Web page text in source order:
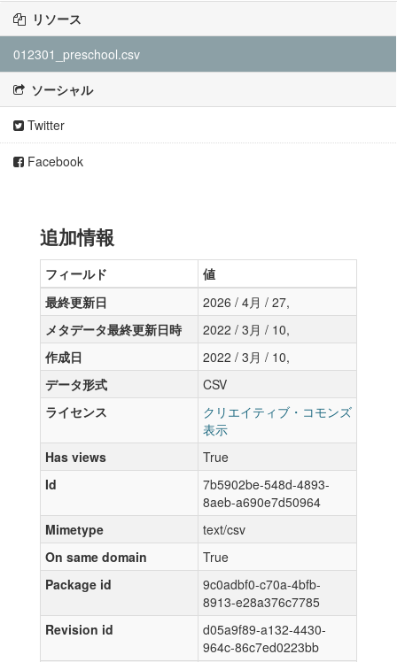
リソース
012301_preschool.csv
ソーシャル
Twitter
Facebook
追加情報
フィールド
値
最終更新日
2026 / 4月 / 27,
メタデータ最終更新日時
2022 / 3月 / 10,
作成日
2022 / 3月 / 10,
データ形式
CSV
ライセンス
クリエイティブ・コモンズ
表示
Has views
True
Id
7b5902be-548d-4893-
8aeb-a690e7d50964
Mimetype
text/csv
On same domain
True
Package id
9c0adbf0-c70a-4bfb-
8913-e28a376c7785
Revision id
d05a9f89-a132-4430-
964c-86c7ed0223bb